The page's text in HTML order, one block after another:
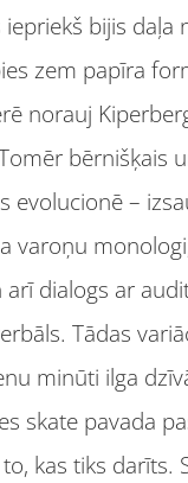
bijis daļa
zem papīra
norauj
bērnišķais
evolucionē –
varoņu
dialogs ar
Tādas
minūti ilga
skate pavada
kas tiks darīts.